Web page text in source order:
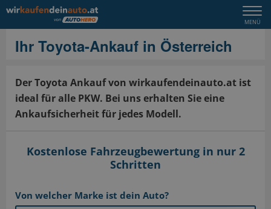
MENÜ
Ihr Toyota-Ankauf in Österreich
Der Toyota Ankauf von wirkaufendeinauto.at ist
ideal für alle PKW. Bei uns erhalten Sie eine
Ankaufsicherheit für jedes Modell.
Kostenlose Fahrzeugbewertung in nur 2
Schritten
Von welcher Marke ist dein Auto?